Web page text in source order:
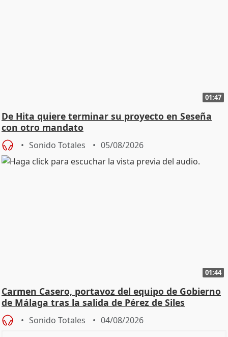
01:47
De Hita quiere terminar su proyecto en Seseña
con otro mandato
Sonido Totales 05/08/2026
01:44
Carmen Casero, portavoz del equipo de Gobierno
de Málaga tras la salida de Pérez de Siles
Sonido Totales 04/08/2026